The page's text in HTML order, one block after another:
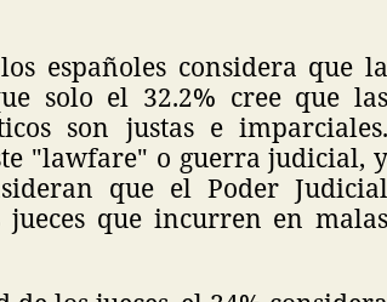
españoles considera que la
solo el 32.2% cree que las
son justas e imparciales.
"lawfare" o guerra judicial, y
que el Poder Judicial
que incurren en malas